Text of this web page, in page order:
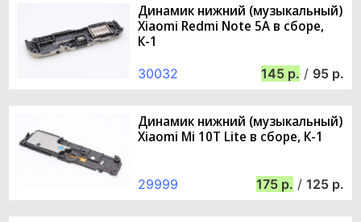
Динамик нижний (музыкальный)
Xiaomi Redmi Note 5A в сборе,
К-1
30032 145 / 95
Динамик нижний (музыкальный)
Xiaomi Mi 10T Lite в сборе, К-1
29999 175 / 125